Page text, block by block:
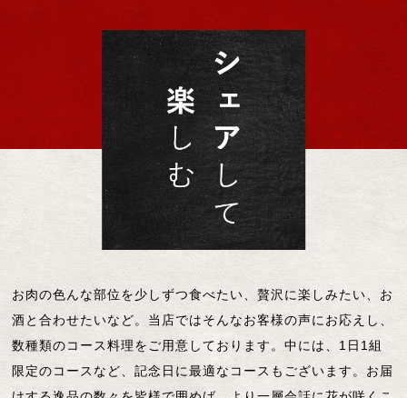
お肉の色んな部位を少しずつ食べたい、贅沢に楽しみたい、お
酒と合わせたいなど。当店ではそんなお客様の声にお応えし、
数種類のコース料理をご用意しております。中には、1日1組
限定のコースなど、記念日に最適なコースもございます。お届